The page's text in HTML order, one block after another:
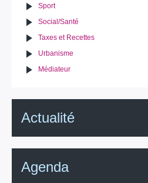
Sport
Social/Santé
Taxes et Recettes
Urbanisme
Médiateur
Actualité
Agenda